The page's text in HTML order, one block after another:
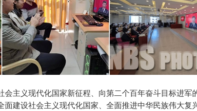
主义现代化国家新征程、向第二个百年奋斗目标进
建设社会主义现代化国家、全面推进中华民族伟大复